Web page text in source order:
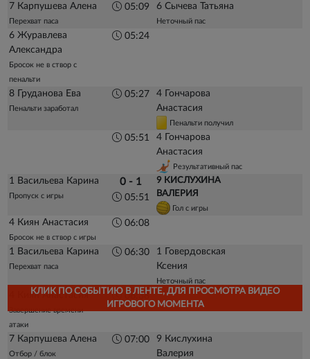
7 Карпушева Алена
Перехват паса
05:09 6 Сычева Татьяна
Неточный пас
6 Журавлева
Александра
Бросок не в створ с
пенальти
05:24
8 Груданова Ева
Пенальти заработал
05:27
4 Гончарова
Анастасия
Пенальти получил
05:51
4 Гончарова
Анастасия
Результативный пас
1 Васильева Карина
Пропуск с игры
0 - 1
05:51
9 КИСЛУХИНА
ВАЛЕРИЯ
Гол с игры
4 Киян Анастасия
Бросок не в створ с игры
06:08
1 Васильева Карина
Перехват паса
06:30
1 Говердовская
Ксения
Неточный пас
4 Киян Анастасия
Завершение времени
атаки
06:38
7 Карпушева Алена
Отбор / блок
07:00
9 Кислухина
Валерия
КЛИК ПО СОБЫТИЮ В ЛЕНТЕ, ДЛЯ ПРОСМОТРА ВИДЕО
ИГРОВОГО МОМЕНТА